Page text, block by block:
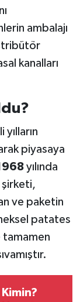
ambalajı
kanalları
piyasaya
yılında
ve paketin
patates
tamamen